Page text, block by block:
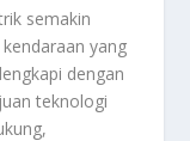
semakin
yang
dengan
teknologi